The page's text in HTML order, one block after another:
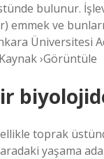
bulunur.
emmek ve
Üniversitesi
›Görüntüle
toprak
yaşama